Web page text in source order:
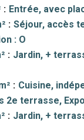
Entrée, avec
Séjour, accès
: O
Jardin, +
Cuisine,
2e terrasse,
Jardin, +